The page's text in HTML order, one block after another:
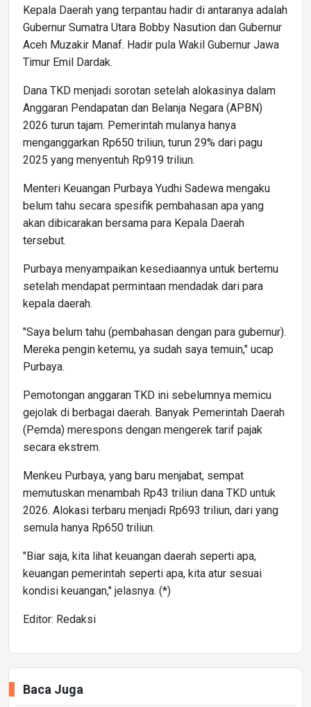
Kepala Daerah yang terpantau hadir di antaranya adalah
Gubernur Sumatra Utara Bobby Nasution dan Gubernur
Aceh Muzakir Manaf. Hadir pula Wakil Gubernur Jawa
Timur Emil Dardak.
Dana TKD menjadi sorotan setelah alokasinya dalam
Anggaran Pendapatan dan Belanja Negara (APBN)
2026 turun tajam. Pemerintah mulanya hanya
menganggarkan Rp650 triliun, turun 29% dari pagu
2025 yang menyentuh Rp919 triliun.
Menteri Keuangan Purbaya Yudhi Sadewa mengaku
belum tahu secara spesifik pembahasan apa yang
akan dibicarakan bersama para Kepala Daerah
tersebut.
Purbaya menyampaikan kesediaannya untuk bertemu
setelah mendapat permintaan mendadak dari para
kepala daerah.
"Saya belum tahu (pembahasan dengan para gubernur).
Mereka pengin ketemu, ya sudah saya temuin," ucap
Purbaya.
Pemotongan anggaran TKD ini sebelumnya memicu
gejolak di berbagai daerah. Banyak Pemerintah Daerah
(Pemda) merespons dengan mengerek tarif pajak
secara ekstrem.
Menkeu Purbaya, yang baru menjabat, sempat
memutuskan menambah Rp43 triliun dana TKD untuk
2026. Alokasi terbaru menjadi Rp693 triliun, dari yang
semula hanya Rp650 triliun.
"Biar saja, kita lihat keuangan daerah seperti apa,
keuangan pemerintah seperti apa, kita atur sesuai
kondisi keuangan," jelasnya. (*)
Editor: Redaksi
Baca Juga